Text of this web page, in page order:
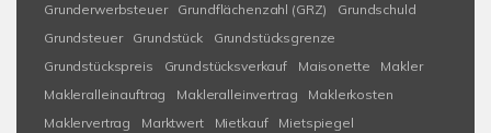
Grunderwerbsteuer
Grundflächenzahl (GRZ)
Grundschuld
Grundsteuer
Grundstück
Grundstücksgrenze
Grundstückspreis
Grundstücksverkauf Maisonette
Makler
Makleralleinauftrag
Makleralleinvertrag
Maklerkosten
Maklervertrag
Marktwert Mietkauf
Mietspiegel